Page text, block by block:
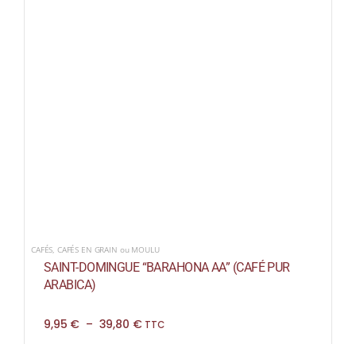
CAFÉS CAFÉS EN GRAIN ou MOULU
SAINT-DOMINGUE “BARAHONA AA” (CAFÉ PUR
ARABICA)
9,95 € – 39,80 €Plage
TTC